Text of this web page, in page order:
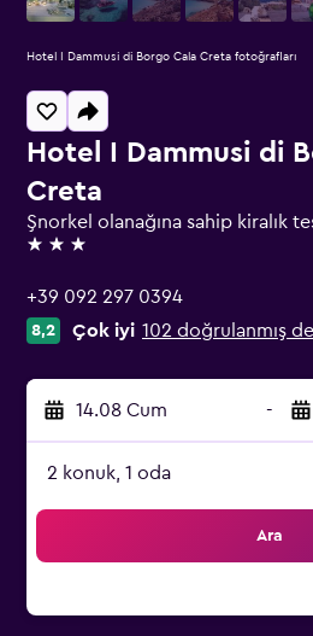
Hotel I Dammusi di
Creta
Şnorkel olanağına sahip kiralık
3 yıldız
+39 092 297 0394
8,2 Çok iyi 102 doğrulanmış
14.08 Cum -
2 konuk, 1 oda
Ara
Hotel I Dammusi di Borgo Cala Creta fotoğrafları